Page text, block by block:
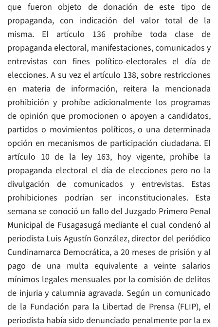
que fueron objeto de donación de este tipo de
propaganda, con indicación del valor total de la
misma. El artículo 136 prohíbe toda clase de
propaganda electoral, manifestaciones, comunicados y
entrevistas con fines político-electorales el día de
elecciones. A su vez el artículo 138, sobre restricciones
en materia de información, reitera la mencionada
prohibición y prohíbe adicionalmente los programas
de opinión que promocionen o apoyen a candidatos,
partidos o movimientos políticos, o una determinada
opción en mecanismos de participación ciudadana. El
artículo 10 de la ley 163, hoy vigente, prohíbe la
propaganda electoral el día de elecciones pero no la
divulgación de comunicados y entrevistas. Estas
prohibiciones podrían ser inconstitucionales. Esta
semana se conoció un fallo del Juzgado Primero Penal
Municipal de Fusagasugá mediante el cual condenó al
periodista Luis Agustín González, director del periódico
Cundinamarca Democrática, a 20 meses de prisión y al
pago de una multa equivalente a veinte salarios
mínimos legales mensuales por la comisión de delitos
de injuria y calumnia agravada. Según un comunicado
de la Fundación para la Libertad de Prensa (FLIP), el
periodista había sido denunciado penalmente por la ex